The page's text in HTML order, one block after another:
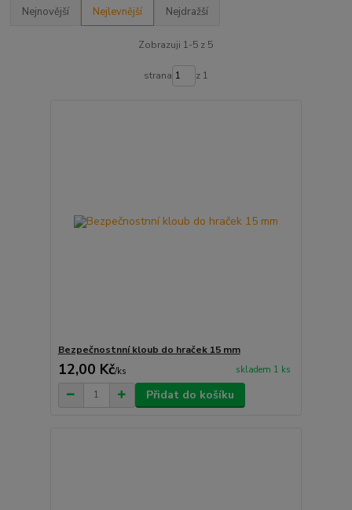
Nejnovější Nejlevnější Nejdražší
Zobrazuji 1-5 z 5
strana z 1
Bezpečnostnní kloub do hraček 15 mm
12,00 Kč/ks skladem 1 ks
Přidat do košíku